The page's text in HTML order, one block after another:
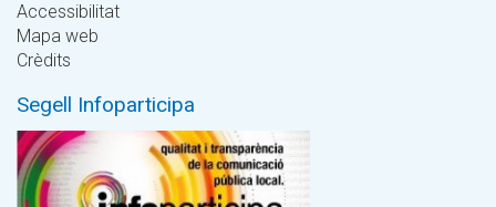
Accessibilitat
Mapa web
Crèdits
Segell Infoparticipa